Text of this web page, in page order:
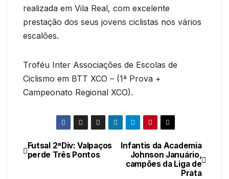
realizada em Vila Real, com excelente
prestação dos seus jovens ciclistas nos vários
escalões.
Troféu Inter Associações de Escolas de
Ciclismo em BTT XCO – (1ª Prova +
Campeonato Regional XCO).
Navegação
Infantis da Academia
Johnson Januário,
campões da Liga de
Prata
Futsal 2ªDiv: Valpaços
perde Três Pontos